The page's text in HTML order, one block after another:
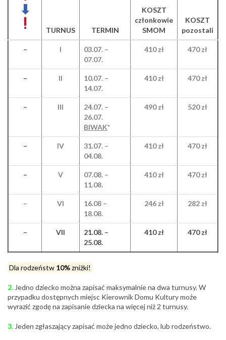
⬇
TURNUS TERMIN
KOSZT
członkowie
SMOM
KOSZT
pozostali
– I
03.07. –
07.07.
410 zł 470 zł
– II
10.07. –
14.07.
410 zł 470 zł
– III
24.07. –
26.07.
BIWAK*
490 zł 520 zł
– IV
31.07. –
04.08.
410 zł 470 zł
– V
07.08. –
11.08.
410 zł 470 zł
– VI
16.08 –
18.08.
246 zł 282 zł
– VII
21.08. –
25.08.
410 zł 470 zł
Dla rodzeństw 10%zniżki!
2. Jedno dziecko można zapisać maksymalnie na dwa turnusy. W
przypadku dostępnych miejsc Kierownik Domu Kultury może
wyrazić zgodę na zapisanie dziecka na więcej niż 2 turnusy.
3. Jeden zgłaszający zapisać może jedno dziecko, lub rodzeństwo.